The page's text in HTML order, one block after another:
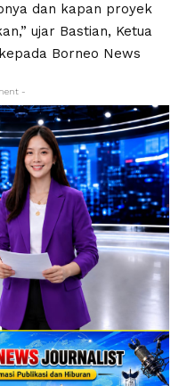
dan kapan proyek
ujar Bastian, Ketua
Borneo News
-